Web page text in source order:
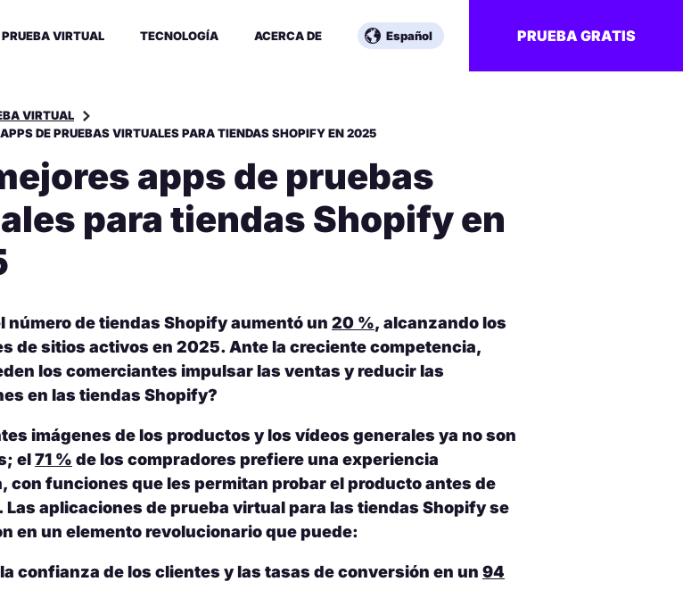
PRUEBA VIRTUAL TECNOLOGÍA ACERCA DE Español PRUEBA GRATIS
VIRTUAL
DE PRUEBAS VIRTUALES PARA TIENDAS SHOPIFY EN 2025
apps de pruebas
para tiendas Shopify en
número de tiendas Shopify aumentó un 20 %, alcanzando los
de sitios activos en 2025. Ante la creciente competencia,
los comerciantes impulsar las ventas y reducir las
en las tiendas Shopify?
imágenes de los productos y los vídeos generales ya no son
el71 % de los compradores prefiere una experiencia
con funciones que les permitan probar el producto antes de
Las aplicaciones de prueba virtual para las tiendas Shopify se
en un elemento revolucionario que puede:
confianza de los clientes y las tasas de conversión en un 94